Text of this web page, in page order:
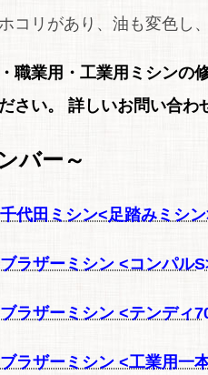
コリがあり、油も変色し
職業用・工業用ミシンの
さい。
詳しいお問い合
バー～
代田ミシン<足踏みミシ
ラザーミシン <コンパル
ラザーミシン <テンディ
ラザーミシン <工業用一